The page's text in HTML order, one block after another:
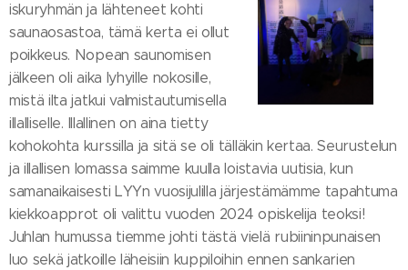
iskuryhmän ja lähteneet kohti
saunaosastoa, tämä kerta ei ollut
poikkeus. Nopean saunomisen
jälkeen oli aika lyhyille nokosille,
mistä ilta jatkui valmistautumisella
illalliselle. Illallinen on aina tietty
kohokohta kurssilla ja sitä se oli tälläkin kertaa. Seurustelun
ja illallisen lomassa saimme kuulla loistavia uutisia, kun
samanaikaisesti LYYn vuosijulilla järjestämämme tapahtuma
kiekkoapprot oli valittu vuoden 2024 opiskelija teoksi!
Juhlan humussa tiemme johti tästä vielä rubiininpunaisen
luo sekä jatkoille läheisiin kuppiloihin ennen sankarien